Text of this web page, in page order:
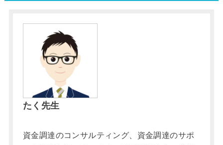
たく先生
資金調達のコンサルティング、資金調達のサポ